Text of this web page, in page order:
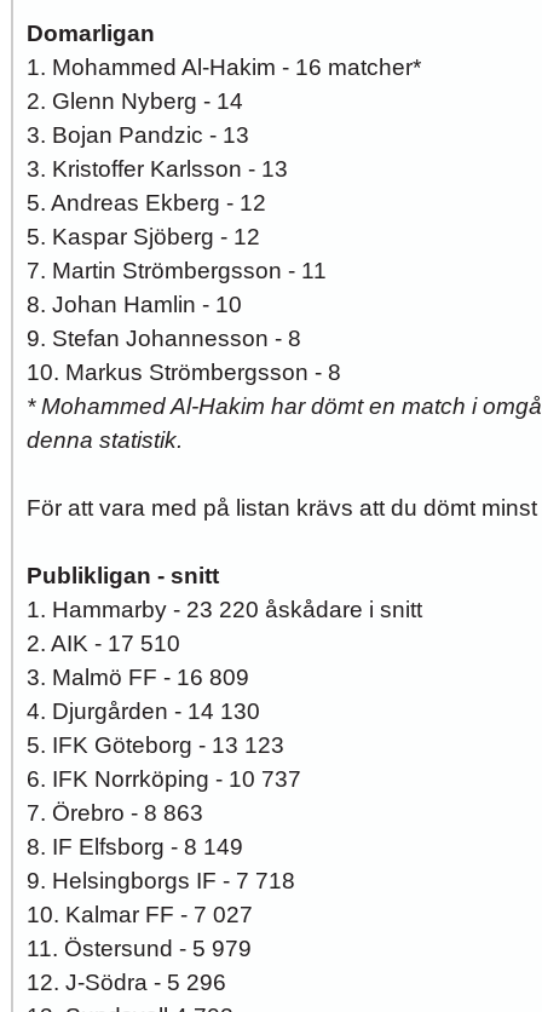
Domarligan
1. Mohammed Al-Hakim - 16 matcher*
2. Glenn Nyberg - 14
3. Bojan Pandzic - 13
3. Kristoffer Karlsson - 13
5. Andreas Ekberg - 12
5. Kaspar Sjöberg - 12
7. Martin Strömbergsson - 11
8. Johan Hamlin - 10
9. Stefan Johannesson - 8
10. Markus Strömbergsson - 8
*Mohammed Al-Hakim har dömt en match i
denna statistik.
För att vara med på listan krävs att du dömt
Publikligan - snitt
1. Hammarby - 23 220 åskådare i snitt
2. AIK - 17 510
3. Malmö FF - 16 809
4. Djurgården - 14 130
5. IFK Göteborg - 13 123
6. IFK Norrköping - 10 737
7. Örebro - 8 863
8. IF Elfsborg - 8 149
9. Helsingborgs IF - 7 718
10. Kalmar FF - 7 027
11. Östersund - 5 979
12. J-Södra - 5 296